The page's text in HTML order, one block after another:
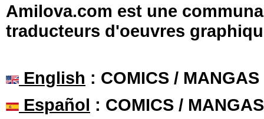
Amilova.com est une
traducteurs d'oeuvres
English : COMICS /
Español : COMICS /